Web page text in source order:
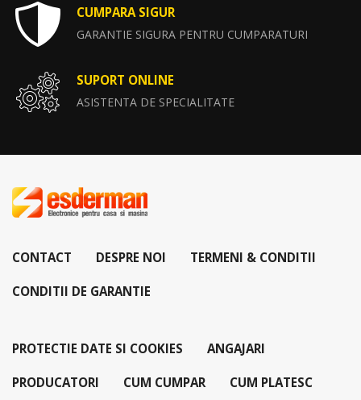
CUMPARA SIGUR
GARANTIE SIGURA PENTRU CUMPARATURI
SUPORT ONLINE
ASISTENTA DE SPECIALITATE
CONTACT DESPRE NOI TERMENI & CONDITII
CONDITII DE GARANTIE
PROTECTIE DATE SI COOKIES ANGAJARI
PRODUCATORI CUM CUMPAR CUM PLATESC